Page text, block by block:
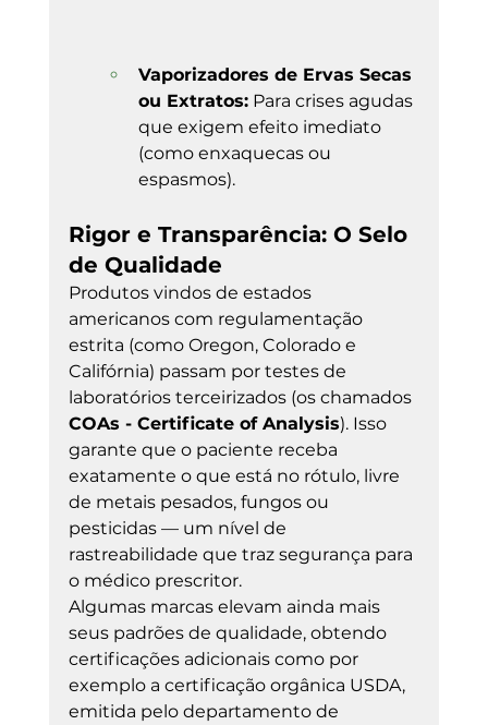
Vaporizadores de Ervas Secas
ou Extratos: Para crises agudas
que exigem efeito imediato
(como enxaquecas ou
espasmos).
Rigor e Transparência: O Selo
de Qualidade
Produtos vindos de estados
americanos com regulamentação
estrita (como Oregon, Colorado e
Califórnia) passam por testes de
laboratórios terceirizados (os chamados
COAs - Certificate of Analysis). Isso
garante que o paciente receba
exatamente o que está no rótulo, livre
de metais pesados, fungos ou
pesticidas — um nível de
rastreabilidade que traz segurança para
o médico prescritor.
Algumas marcas elevam ainda mais
seus padrões de qualidade, obtendo
certificações adicionais como por
exemplo a certificação orgânica USDA,
emitida pelo departamento de